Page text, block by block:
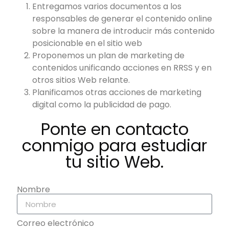
Entregamos varios documentos a los
responsables de generar el contenido online
sobre la manera de introducir más contenido
posicionable en el sitio web
Proponemos un plan de marketing de
contenidos unificando acciones en RRSS y en
otros sitios Web relante.
Planificamos otras acciones de marketing
digital como la publicidad de pago.
Ponte en contacto
conmigo para estudiar
tu sitio Web.
Nombre
Correo electrónico